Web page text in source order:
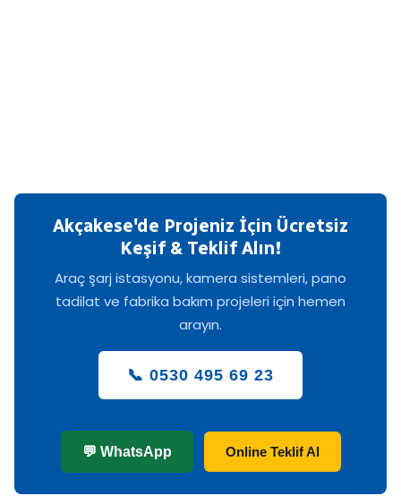
Akçakese'de Projeniz İçin Ücretsiz
Keşif & Teklif Alın!
Araç şarj istasyonu, kamera sistemleri, pano
tadilat ve fabrika bakım projeleri için hemen
arayın.
📞 0530 495 69 23
💬 WhatsApp Online Teklif Al